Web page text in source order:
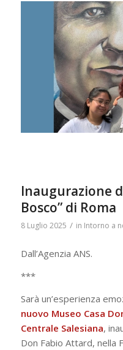
Inaugurazione
Bosco” di Roma
8 Luglio 2025 / in Intorno a
Dall’Agenzia ANS.
***
Sarà un’esperienza
nuovo Museo Casa
Centrale Salesiana,
Don Fabio Attard, nella